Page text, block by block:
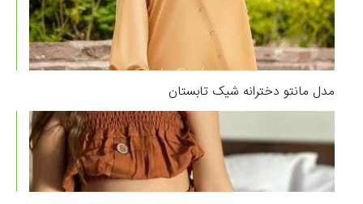
مدل مانتو دخترانه شیک تابستان